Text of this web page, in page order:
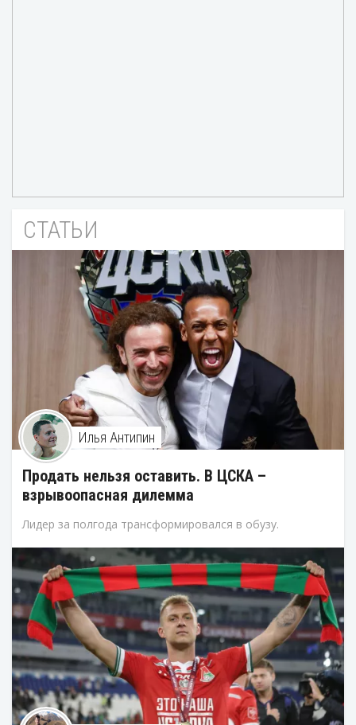
СТАТЬИ
Илья Антипин
Продать нельзя оставить. В ЦСКА –
взрывоопасная дилемма
Лидер за полгода трансформировался в обузу.